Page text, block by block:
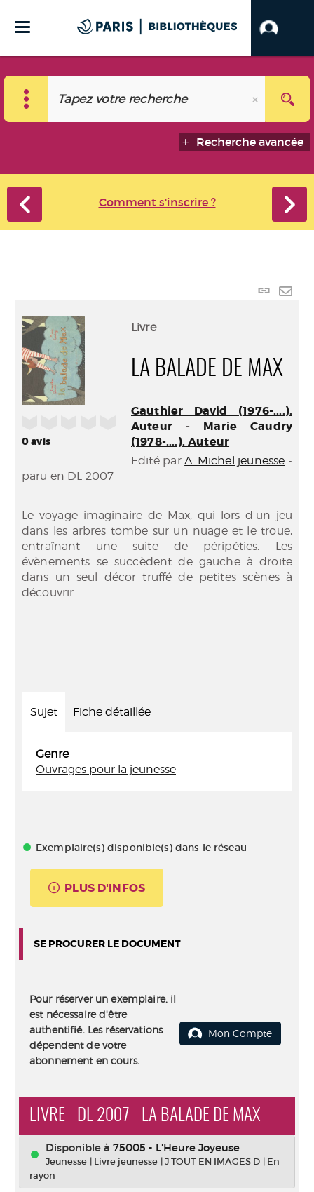
Recherche avancée
Comment s'inscrire ?
Lien
0avis
Livre
LA BALADE DE MAX
Gauthier David (1976-....).
Auteur- Marie Caudry
(1978-....). Auteur
Edité parA. Michel jeunesse -
paru en DL 2007
Le voyage imaginaire de Max, qui lors d'un jeu
dans les arbres tombe sur un nuage et le troue,
entraînant une suite de péripéties. Les
évènements se succèdent de gauche à droite
dans un seul décor truffé de petites scènes à
découvrir.
Sujet Fiche détaillée
Genre
Ouvrages pour la jeunesse
Exemplaire(s) disponible(s) dans le réseau
PLUS D'INFOS
SE PROCURER LE DOCUMENT
Pour réserver un exemplaire, il
est nécessaire d'être
authentifié. Les réservations
dépendent de votre
abonnement en cours.
Mon Compte
LIVRE - DL 2007 - LA BALADE DE MAX
Disponible à 75005 - L'Heure Joyeuse
Jeunesse | Livre jeunesse |J TOUT EN IMAGES D | En
rayon